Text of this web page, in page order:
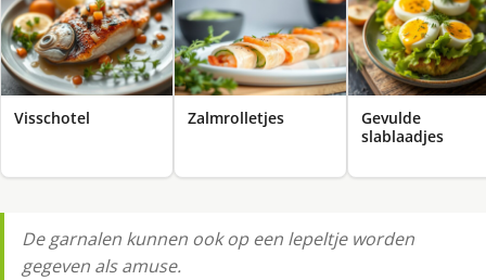
Visschotel Zalmrolletjes
Gevulde
slablaadjes
De garnalen kunnen ook op een lepeltje worden
gegeven als amuse.